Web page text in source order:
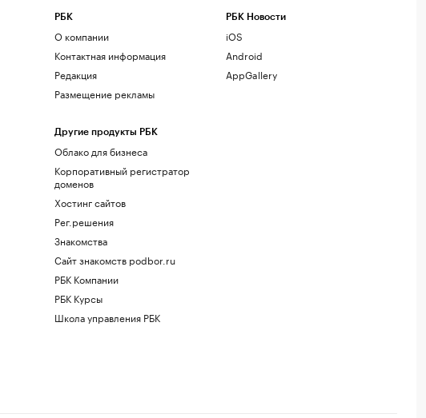
РБК
О компании
Контактная информация
Редакция
Размещение рекламы
Другие продукты РБК
Облако для бизнеса
Корпоративный регистратор
доменов
Хостинг сайтов
Рег.решения
Знакомства
Сайт знакомств podbor.ru
РБК Компании
РБК Курсы
Школа управления РБК
РБК Новости
iOS
Android
AppGallery